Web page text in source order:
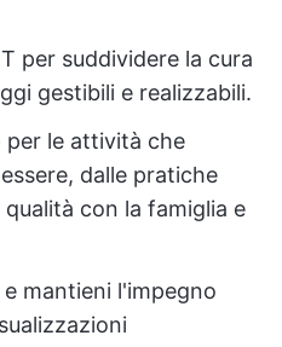
per suddividere la cura
gestibili e realizzabili.
per le attività che
dalle pratiche
con la famiglia e
mantieni l'impegno